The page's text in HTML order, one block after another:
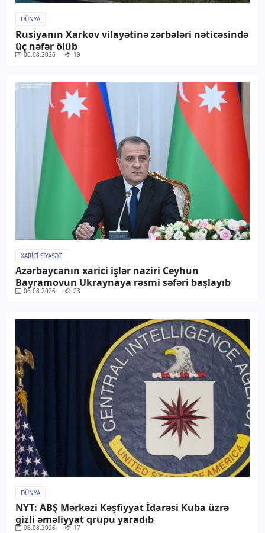
DÜNYA
Rusiyanın Xarkov vilayətinə zərbələri nəticəsində
üç nəfər ölüb
06.08.2026 19
XARICI SIYASƏT
Azərbaycanın xarici işlər naziri Ceyhun
Bayramovun Ukraynaya rəsmi səfəri başlayıb
06.08.2026 23
DÜNYA
NYT: ABŞ Mərkəzi Kəşfiyyat İdarəsi Kuba üzrə
gizli əməliyyat qrupu yaradıb
06.08.2026 17